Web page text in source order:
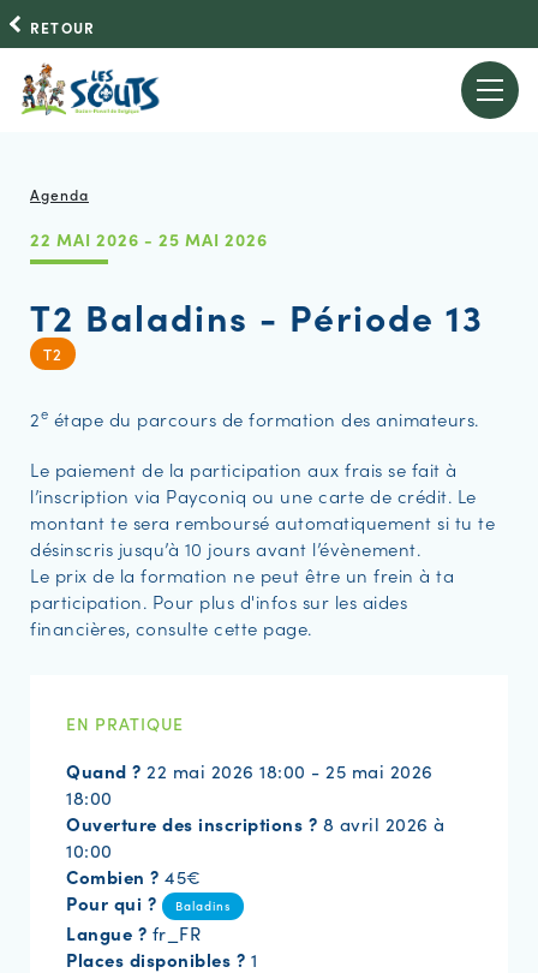
RETOUR
Agenda
22 MAI 2026 - 25 MAI 2026
T2 Baladins - Période 13
T2
2e étape du parcours de formation des animateurs.
Le paiement de la participation aux frais se fait à
l’inscription via Payconiq ou une carte de crédit. Le
montant te sera remboursé automatiquement si tu te
désinscris jusqu’à 10 jours avant l’évènement.
Le prix de la formation ne peut être un frein à ta
participation. Pour plus d'infos sur les aides
financières, consulte cette page.
EN PRATIQUE
Quand ? 22 mai 2026 18:00 - 25 mai 2026
18:00
Ouverture des inscriptions ? 8 avril 2026 à
10:00
Combien ? 45€
Pour qui ? Baladins
Langue ? fr_FR
Places disponibles ? 1